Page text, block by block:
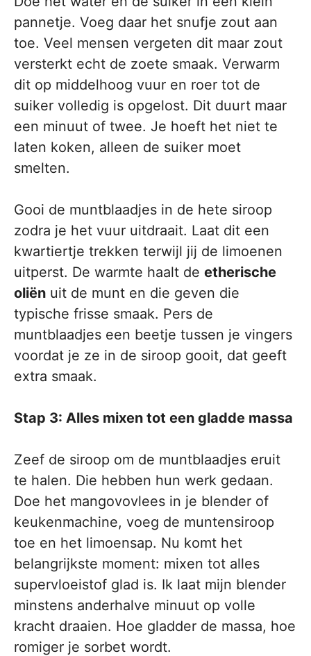
pannetje. Voeg daar het snufje zout aan
toe. Veel mensen vergeten dit maar zout
versterkt echt de zoete smaak. Verwarm
dit op middelhoog vuur en roer tot de
suiker volledig is opgelost. Dit duurt maar
een minuut of twee. Je hoeft het niet te
laten koken, alleen de suiker moet
smelten.
Gooi de muntblaadjes in de hete siroop
zodra je het vuur uitdraait. Laat dit een
kwartiertje trekken terwijl jij de limoenen
uitperst. De warmte haalt de etherische
oliën uit de munt en die geven die
typische frisse smaak. Pers de
muntblaadjes een beetje tussen je vingers
voordat je ze in de siroop gooit, dat geeft
extra smaak.
Stap 3: Alles mixen tot een gladde massa
Zeef de siroop om de muntblaadjes eruit
te halen. Die hebben hun werk gedaan.
Doe het mangovovlees in je blender of
keukenmachine, voeg de muntensiroop
toe en het limoensap. Nu komt het
belangrijkste moment: mixen tot alles
supervloeistof glad is. Ik laat mijn blender
minstens anderhalve minuut op volle
kracht draaien. Hoe gladder de massa, hoe
romiger je sorbet wordt.